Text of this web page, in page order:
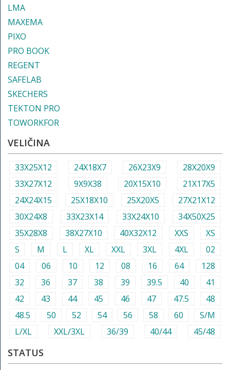
LMA
MAXEMA
PIXO
PRO BOOK
REGENT
SAFELAB
SKECHERS
TEKTON PRO
TOWORKFOR
VELIČINA
33X25X12 24X18X7 26X23X9
28X20X9
33X27X12
9X9X38 20X15X10
21X17X5
24X24X15
25X18X10 25X20X5
27X21X12
30X24X8
33X23X14 33X24X10
34X50X25
35X28X8
38X27X10 40X32X12 XXS
XS
S
M L XL XXL 3XL 4XL
02
04
06 10 12 08 16 64
128
32
36 37 38 39 39.5 40
41
42
43 44 45 46 47 47.5
48
48.5
50 52 54 56 58 60
S/M
L/XL
XXL/3XL 36/39 40/44 45/48
STATUS